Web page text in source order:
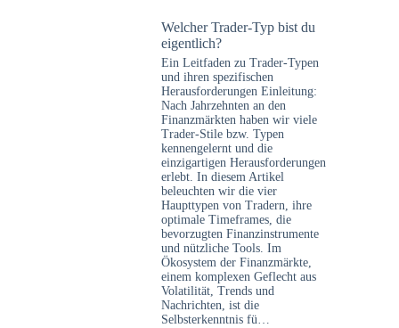
Welcher Trader-Typ bist du
eigentlich?
Ein Leitfaden zu Trader-Typen
und ihren spezifischen
Herausforderungen Einleitung:
Nach Jahrzehnten an den
Finanzmärkten haben wir viele
Trader-Stile bzw. Typen
kennengelernt und die
einzigartigen Herausforderungen
erlebt. In diesem Artikel
beleuchten wir die vier
Haupttypen von Tradern, ihre
optimale Timeframes, die
bevorzugten Finanzinstrumente
und nützliche Tools. Im
Ökosystem der Finanzmärkte,
einem komplexen Geflecht aus
Volatilität, Trends und
Nachrichten, ist die
Selbsterkenntnis fü…